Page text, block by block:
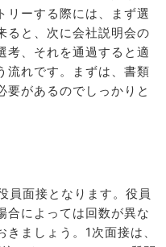
リーする際には、まず選
ると、次に会社説明会の
考、それを通過すると適
流れです。まずは、書類
要があるのでしっかりと
員面接となります。役員
合によっては回数が異な
ましょう。1次面接は、